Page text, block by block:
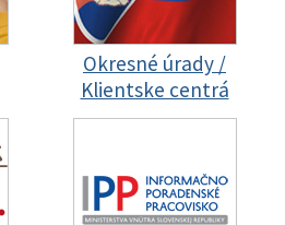
Okresné úrady /
Klientske centrá